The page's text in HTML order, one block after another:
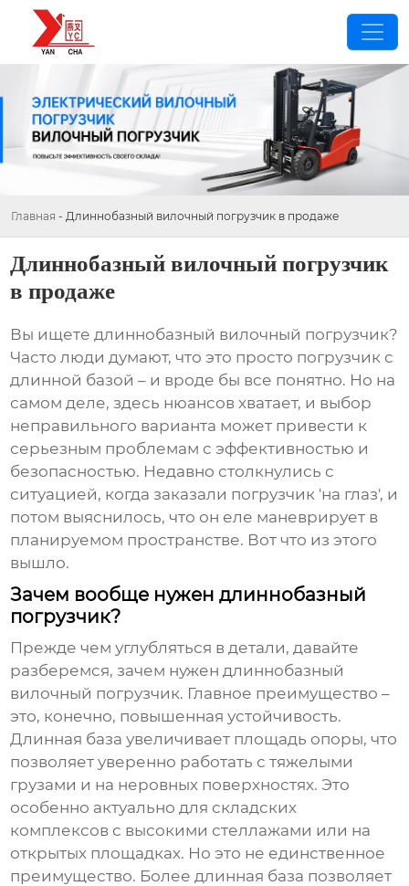
Главная - Длиннобазный вилочный погрузчик в продаже
Длиннобазный вилочный погрузчик
в продаже
Вы ищете длиннобазный вилочный погрузчик?
Часто люди думают, что это просто погрузчик с
длинной базой – и вроде бы все понятно. Но на
самом деле, здесь нюансов хватает, и выбор
неправильного варианта может привести к
серьезным проблемам с эффективностью и
безопасностью. Недавно столкнулись с
ситуацией, когда заказали погрузчик 'на глаз', и
потом выяснилось, что он еле маневрирует в
планируемом пространстве. Вот что из этого
вышло.
Зачем вообще нужен длиннобазный
погрузчик?
Прежде чем углубляться в детали, давайте
разберемся, зачем нужен длиннобазный
вилочный погрузчик. Главное преимущество –
это, конечно, повышенная устойчивость.
Длинная база увеличивает площадь опоры, что
позволяет уверенно работать с тяжелыми
грузами и на неровных поверхностях. Это
особенно актуально для складских
комплексов с высокими стеллажами или на
открытых площадках. Но это не единственное
преимущество. Более длинная база позволяет